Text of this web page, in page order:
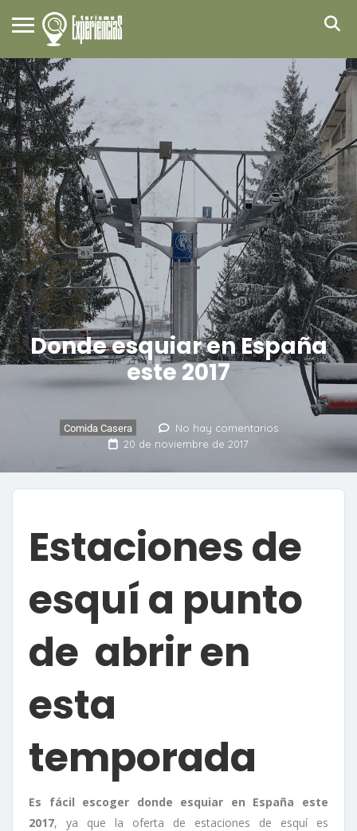
Donde esquiar en España
este 2017
Comida Casera
No hay comentarios
20 de noviembre de 2017
Estaciones de
esquí a punto
de abrir en
esta
temporada
Es fácil escoger donde esquiar en España este
2017, ya que la oferta de estaciones de esquí es